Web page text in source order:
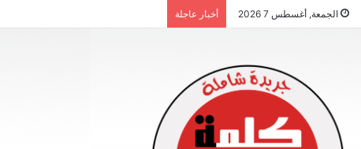
الجمعة, أغسطس 7 2026 أخبار عاجلة